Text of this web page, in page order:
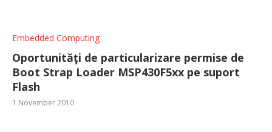
Embedded Computing
Oportunităţi de particularizare permise de
Boot Strap Loader MSP430F5xx pe suport
Flash
1 November 2010